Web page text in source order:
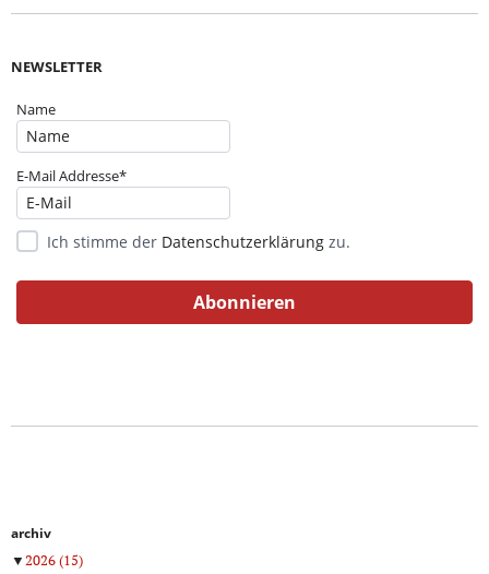
NEWSLETTER
Name
E-Mail Addresse*
Ich stimme der Datenschutzerklärung zu.
archiv
▼2026(15)